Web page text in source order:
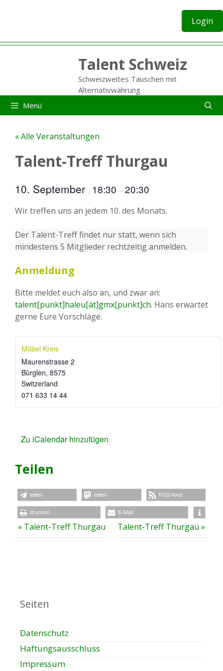
Login
Talent Schweiz
Schweizweites Tauschen mit
Alternativwährung
Menü
« Alle Veranstaltungen
Talent-Treff Thurgau
10. September , 18:30 –20:30
Wir treffen uns an jedem 10. des Monats.
Der Talent-Treff findet nur statt, wenn sich
mindestens 5 Mitglieder rechtzeitig anmelden.
Anmeldung
Bitte meldet euch also an, und zwar an:
talent[punkt]haleu[ät]gmx[punkt]ch. Hans erwartet
gerne Eure Vorschläge.
Möbel Kreis
Maurenstrasse 2
Bürglen, 8575
Switzerland
071 633 14 44
Zu iCalendar hinzufügen
Teilen
teilen teilen RSS-feed
drucken E-Mail
V
e
a
u
n
«Talent-Treff Thurgau Talent-Treff Thurgau»
Seiten
Datenschutz
Haftungsausschluss
Impressum